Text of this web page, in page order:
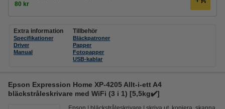
80 kr
Extra information
Specifikationer
Driver
Manual
Tillbehör
Bläckpatroner
Papper
Fotopapper
USB-kablar
Epson Expression Home XP-4205 Allt-i-ett A4
bläckstråleskrivare med WiFi (3 i 1) [5,5kg✔️]